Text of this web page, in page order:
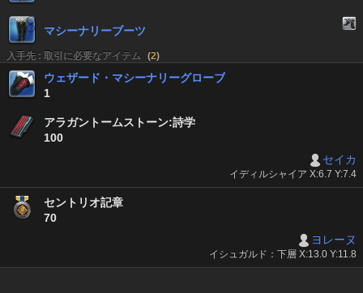
マシーナリーブーツ
入手先 : 取引に必要なアイテム (2)
ウェザード・マシーナリーグローブ
1
アラガントームストーン:詩学
100
セイカ
イディルシャイア X:6.7 Y:7.4
セントリオ記章
70
ヨレーヌ
イシュガルド：下層 X:13.0 Y:11.8